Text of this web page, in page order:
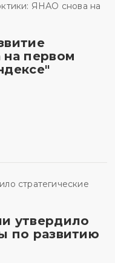
первом
утвердило
по развитию